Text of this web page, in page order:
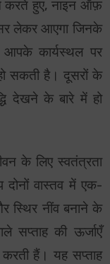
करते हुए, नाइन ऑफ़
लेकर आएगा जिनके
कार्यस्थल पर
सकती है। दूसरों के
देखने के बारे में हो
के लिए स्वतंत्रता
दोनों वास्तव में एक-
स्थिर नींव बनाने के
की ऊर्जाएँ
हैं। यह सप्ताह